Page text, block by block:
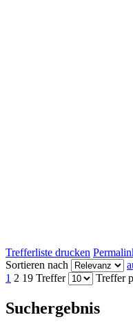
Trefferliste drucken
Sortieren nach
1 2 19 Treffer Treffer
Suchergebnis